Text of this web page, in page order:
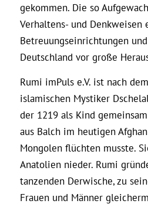
gekommen. Die so
Verhaltens- und Denkweisen
Betreuungseinrichtungen
Deutschland vor große
Rumi imPuls e.V. ist nach
islamischen Mystiker
der 1219 als Kind
aus Balch im heutigen
Mongolen flüchten musste.
Anatolien nieder. Rumi
tanzenden Derwische, zu
Frauen und Männer